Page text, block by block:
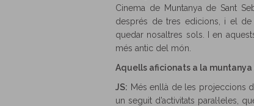
Cinema de Muntanya de Sant
després de tres edicions, i el de
quedar nosaltres sols. I en
més antic del món.
Aquells aficionats a la muntanya
JS: Més enllà de les projeccions
un seguit d’activitats paral·leles,